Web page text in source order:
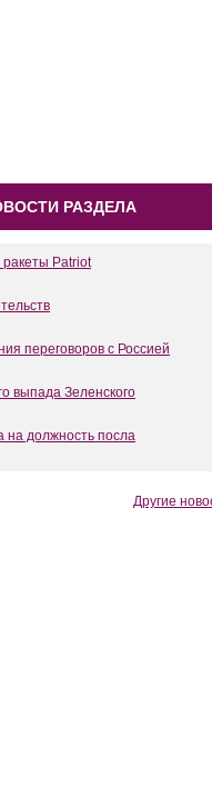
РАЗДЕЛА
ракеты Patriot
переговоров с Россией
выпада Зеленского
на должность посла
Другие